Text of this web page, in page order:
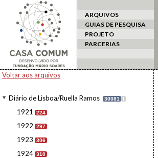
ARQUIVOS
GUIAS DE PESQUISA
PROJETO
PARCERIAS
Voltar aos arquivos
Diário de Lisboa/Ruella Ramos 30081 I
1921 224
1922 297
1923 306
1924 310